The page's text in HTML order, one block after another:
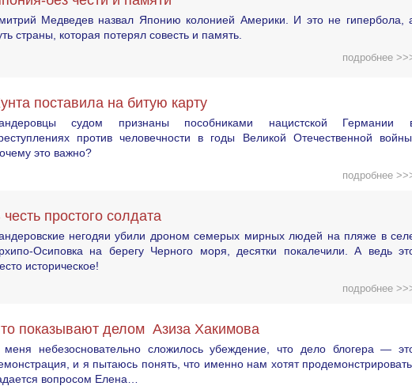
Медведев назвал Японию колонией Америки. И это не гипербола,
страны, которая потерял совесть и память.
подробнее
поставила на битую карту
судом признаны пособниками нацистской Германии
против человечности в годы Великой Отечественной войны.
это важно?
подробнее
честь простого солдата
негодяи убили дроном семерых мирных людей на пляже в
Осиповка на берегу Черного моря, десятки покалечили. А ведь
историческое!
подробнее
показывают делом Азиза Хакимова
небезосновательно сложилось убеждение, что дело блогера —
и я пытаюсь понять, что именно нам хотят продемонстрировать,
вопросом Елена…